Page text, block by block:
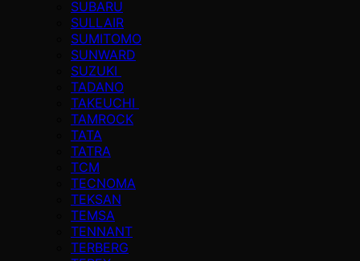
SUBARU
SULLAIR
SUMITOMO
SUNWARD
SUZUKI
TADANO
TAKEUCHI
TAMROCK
TATA
TATRA
TCM
TECNOMA
TEKSAN
TEMSA
TENNANT
TERBERG